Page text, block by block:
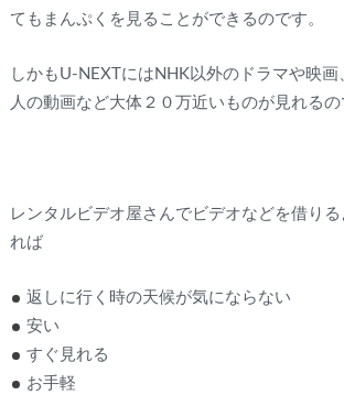
てもまんぷくを見ることができるのです。
しかもU-NEXTにはNHK以外のドラマや映画
人の動画など大体２０万近いものが見れるの
レンタルビデオ屋さんでビデオなどを借り
れば
返しに行く時の天候が気にならない
安い
すぐ見れる
お手軽